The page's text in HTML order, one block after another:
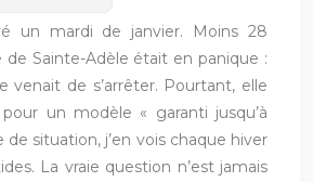
un mardi de janvier. Moins 28
de Sainte-Adèle était en panique :
venait de s’arrêter. Pourtant, elle
un modèle « garanti jusqu’à
de situation, j’en vois chaque hiver
La vraie question n’est jamais